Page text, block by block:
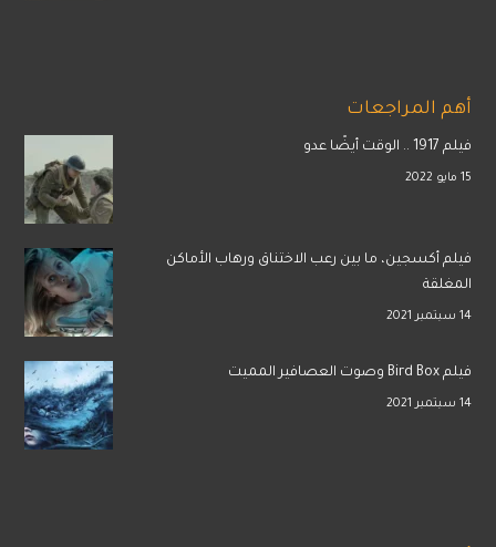
أهم المراجعات
فيلم 1917 .. الوقت أيضًا عدو
15 مايو 2022
فيلم أكسجين، ما بين رعب الاختناق ورهاب الأماكن
المغلقة
14 سبتمبر 2021
فيلم Bird Box وصوت العصافير المميت
14 سبتمبر 2021